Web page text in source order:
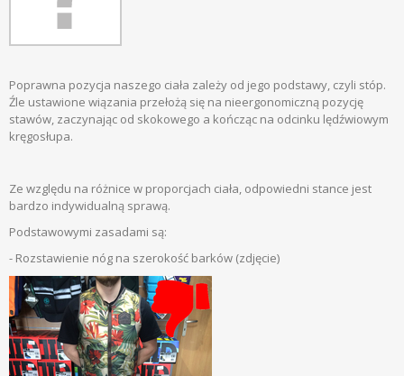
Poprawna pozycja naszego ciała zależy od jego podstawy, czyli stóp.
Źle ustawione wiązania przełożą się na nieergonomiczną pozycję
stawów, zaczynając od skokowego a kończąc na odcinku lędźwiowym
kręgosłupa.
Ze względu na różnice w proporcjach ciała, odpowiedni stance jest
bardzo indywidualną sprawą.
Podstawowymi zasadami są:
- Rozstawienie nóg na szerokość barków (zdjęcie)